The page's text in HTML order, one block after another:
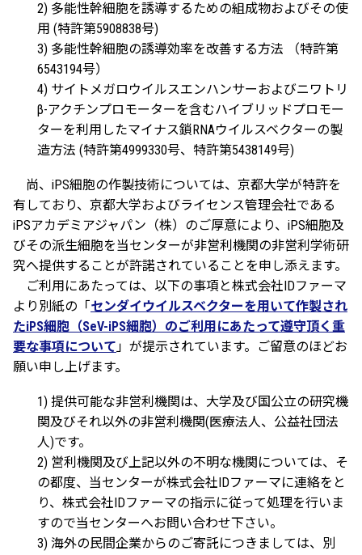
2) 多能性幹細胞を誘導するための組成物およびその使
用 (特許第5908838号)
3) 多能性幹細胞の誘導効率を改善する方法 （特許第
6543194号）
4) サイトメガロウイルスエンハンサーおよびニワトリ
β-アクチンプロモーターを含むハイブリッドプロモー
ターを利用したマイナス鎖RNAウイルスベクターの製
造方法 (特許第4999330号、特許第5438149号)
尚、iPS細胞の作製技術については、京都大学が特許を
有しており、京都大学およびライセンス管理会社である
iPSアカデミアジャパン（株）のご厚意により、iPS細胞及
びその派生細胞を当センターが非営利機関の非営利学術研
究へ提供することが許諾されていることを申し添えます。
ご利用にあたっては、以下の事項と株式会社IDファーマ
より別紙の「センダイウイルスベクターを用いて作製され
たiPS細胞（SeV-iPS細胞）のご利用にあたって遵守頂く重
要な事項について」が提示されています。ご留意のほどお
願い申し上げます。
1) 提供可能な非営利機関は、大学及び国公立の研究機
関及びそれ以外の非営利機関(医療法人、公益社団法
人)です。
2) 営利機関及び上記以外の不明な機関については、そ
の都度、当センターが株式会社IDファーマに連絡をと
り、株式会社IDファーマの指示に従って処理を行いま
すので当センターへお問い合わせ下さい。
3) 海外の民間企業からのご寄託につきましては、別